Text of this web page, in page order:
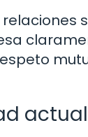
actual